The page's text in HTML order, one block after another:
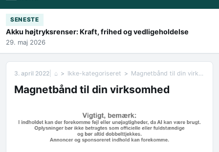
SENESTE
Akku højtryksrenser: Kraft, frihed og vedligeholdelse
29. maj 2026
3. april 2022 ⌂ Ikke-kategoriseret Magnetbånd til din virksomhed
Magnetbånd til din virksomhed